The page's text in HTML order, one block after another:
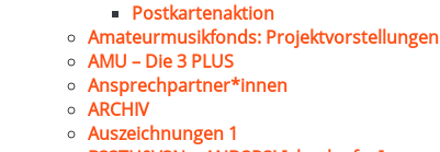
Postkartenaktion
Amateurmusikfonds: Projektvorstellungen
AMU – Die 3 PLUS
Ansprechpartner*innen
ARCHIV
Auszeichnungen 1